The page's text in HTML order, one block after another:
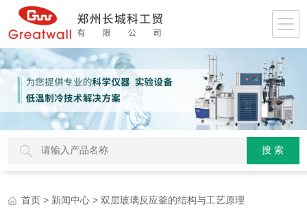
首页 > 新闻中心 > 双层玻璃反应釜的结构与工艺原理